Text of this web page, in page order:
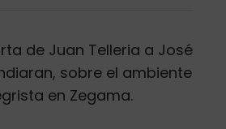
de Juan Telleria a José
sobre el ambiente
en Zegama.